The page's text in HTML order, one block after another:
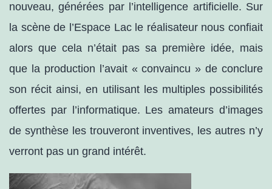
nouveau, générées par l’intelligence artificielle. Sur
la scène de l’Espace Lac le réalisateur nous confiait
alors que cela n’était pas sa première idée, mais
que la production l’avait « convaincu » de conclure
son récit ainsi, en utilisant les multiples possibilités
offertes par l’informatique. Les amateurs d’images
de synthèse les trouveront inventives, les autres n’y
verront pas un grand intérêt.